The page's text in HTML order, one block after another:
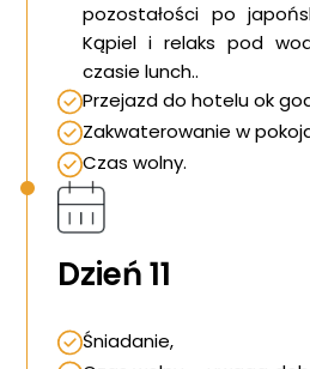
pozostałości po
Kąpiel i relaks pod
czasie lunch..
Przejazd do hotelu ok
Zakwaterowanie w
Czas wolny.
Dzień 11
Śniadanie,